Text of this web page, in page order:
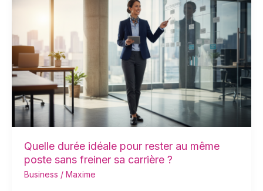
Quelle durée idéale pour rester au même
poste sans freiner sa carrière ?
Business / Maxime
rester
au
même
poste
sans
freiner
carrière
?